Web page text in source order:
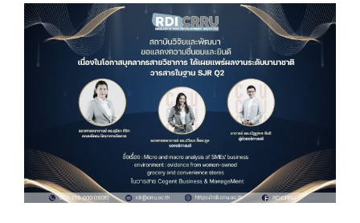
View
Larger
Image